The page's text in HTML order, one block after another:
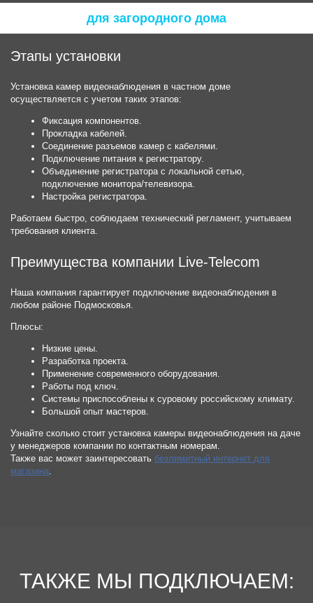
для загородного дома
Этапы установки
Установка камер видеонаблюдения в частном доме
осуществляется с учетом таких этапов:
Фиксация компонентов.
Прокладка кабелей.
Соединение разъемов камер с кабелями.
Подключение питания к регистратору.
Объединение регистратора с локальной сетью,
подключение монитора/телевизора.
Настройка регистратора.
Работаем быстро, соблюдаем технический регламент, учитываем
требования клиента.
Преимущества компании Live-Telecom
Наша компания гарантирует подключение видеонаблюдения в
любом районе Подмосковья.
Плюсы:
Низкие цены.
Разработка проекта.
Применение современного оборудования.
Работы под ключ.
Системы приспособлены к суровому российскому климату.
Большой опыт мастеров.
Узнайте сколько стоит установка камеры видеонаблюдения на даче
у менеджеров компании по контактным номерам.
Также вас может заинтересовать безлимитный интернет для
магазина
ТАКЖЕ МЫ ПОДКЛЮЧАЕМ: